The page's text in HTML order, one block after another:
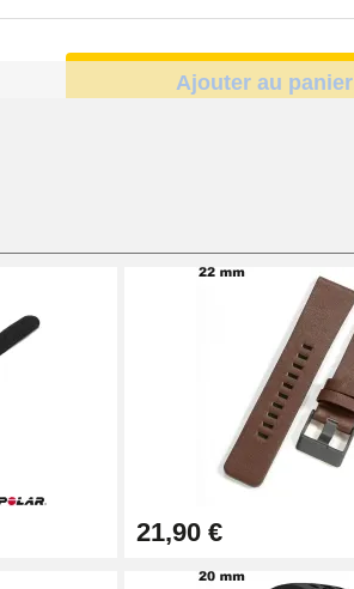
Ajouter au panier
Ajouter au panier
Ajouter au panier
Ajouter au panier
21,90 €